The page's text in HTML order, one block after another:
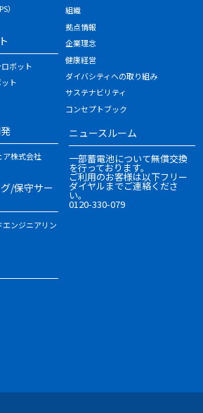
）
ボット
ト
ア株式会社
/保守サー
エンジニアリン
組織
拠点情報
企業理念
健康経営
ダイバシティへの取り組み
サステナビリティ
コンセプトブック
ニュースルーム
一部蓄電池について無償交換
を行っております。
ご利用のお客様は以下フリー
ダイヤルまでご連絡くださ
い。
0120-330-079